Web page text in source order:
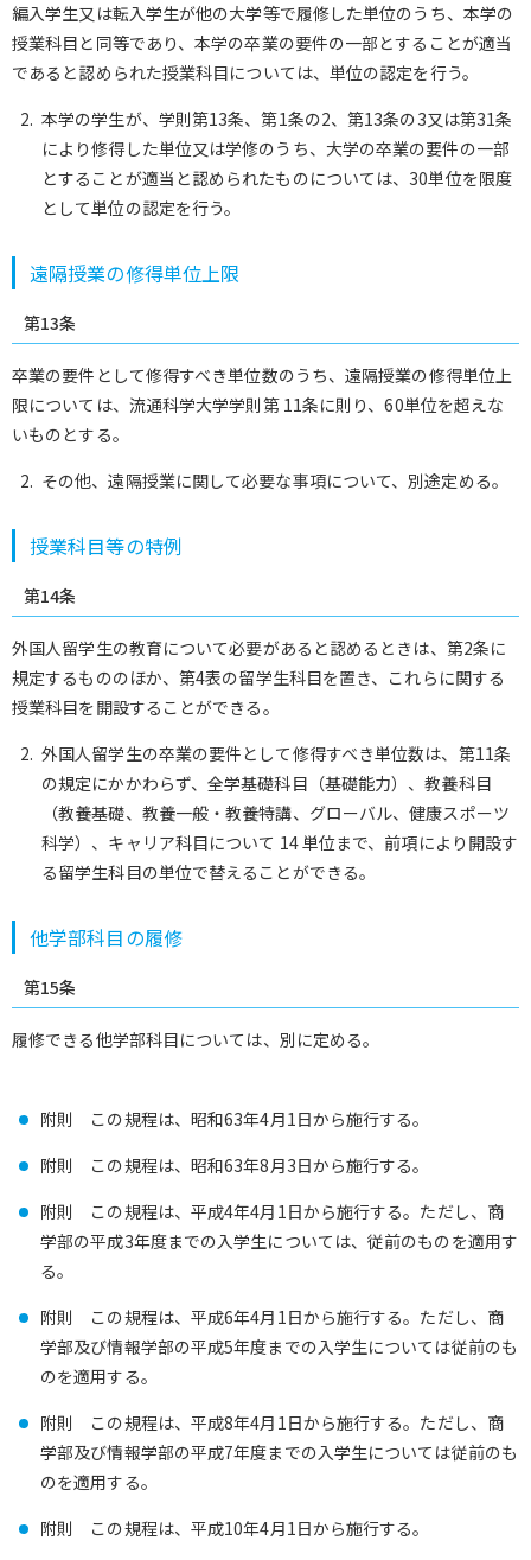
編入学生又は転入学生が他の大学等で履修した単位のうち、本学の
授業科目と同等であり、本学の卒業の要件の一部とすることが適当
であると認められた授業科目については、単位の認定を行う。
本学の学生が、学則第13条、第1条の2、第13条の3又は第31条
により修得した単位又は学修のうち、大学の卒業の要件の一部
とすることが適当と認められたものについては、30単位を限度
として単位の認定を行う。
遠隔授業の修得単位上限
第13条
卒業の要件として修得すべき単位数のうち、遠隔授業の修得単位上
限については、流通科学大学学則第 11条に則り、60単位を超えな
いものとする。
その他、遠隔授業に関して必要な事項について、別途定める。
授業科目等の特例
第14条
外国人留学生の教育について必要があると認めるときは、第2条に
規定するもののほか、第4表の留学生科目を置き、これらに関する
授業科目を開設することができる。
外国人留学生の卒業の要件として修得すべき単位数は、第11条
の規定にかかわらず、全学基礎科目（基礎能力）、教養科目
（教養基礎、教養一般・教養特講、グローバル、健康スポーツ
科学）、キャリア科目について 14 単位まで、前項により開設す
る留学生科目の単位で替えることができる。
他学部科目の履修
第15条
履修できる他学部科目については、別に定める。
附則 この規程は、昭和63年4月1日から施行する。
附則 この規程は、昭和63年8月3日から施行する。
附則 この規程は、平成4年4月1日から施行する。ただし、商
学部の平成3年度までの入学生については、従前のものを適用す
る。
附則 この規程は、平成6年4月1日から施行する。ただし、商
学部及び情報学部の平成5年度までの入学生については従前のも
のを適用する。
附則 この規程は、平成8年4月1日から施行する。ただし、商
学部及び情報学部の平成7年度までの入学生については従前のも
のを適用する。
附則 この規程は、平成10年4月1日から施行する。